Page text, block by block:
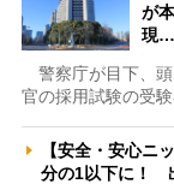
が
現…
警察庁が目下、頭
官の採用試験の受
【安全・安心ニ
分の1以下に！